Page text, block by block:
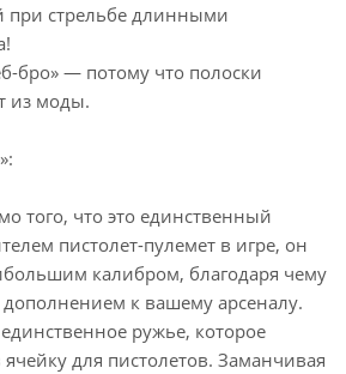
при стрельбе длинными
бро» — потому что полоски
из моды.
того, что это единственный
пистолет-пулемет в игре, он
калибром, благодаря чему
дополнением к вашему арсеналу.
ружье, которое
для пистолетов. Заманчивая